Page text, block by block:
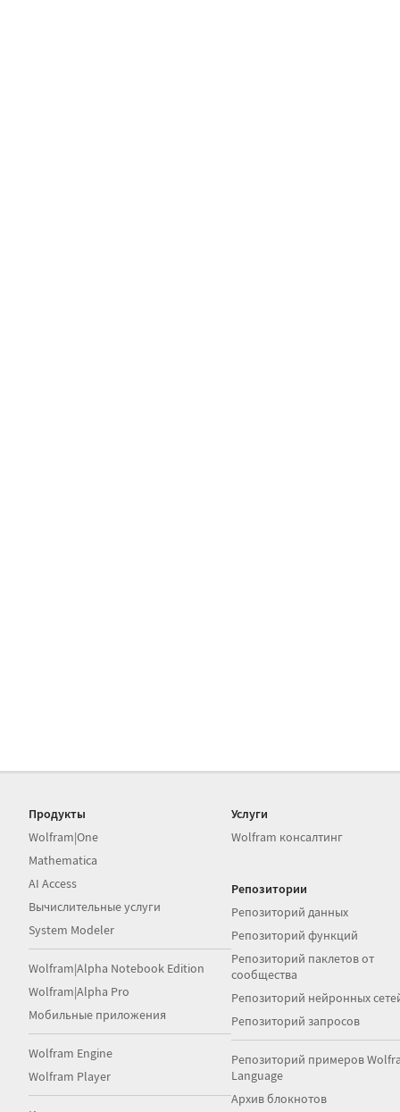
Продукты
Wolfram|One
Mathematica
AI Access
Вычислительные услуги
System Modeler
Wolfram|Alpha Notebook Edition
Wolfram|Alpha Pro
Мобильные приложения
Wolfram Engine
Wolfram Player
Услуги
Wolfram консалтинг
Репозитории
Репозиторий данных
Репозиторий функций
Репозиторий паклетов от
сообщества
Репозиторий нейронных
Репозиторий запросов
Репозиторий примеров
Language
Архив блокнотов